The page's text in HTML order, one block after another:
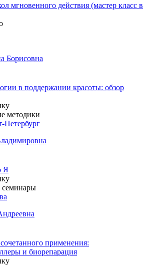
мгновенного действия (мастер класс в
Борисовна
в поддержании красоты: обзор
методики
Петербург
Я
семинары
применения:
и биорепарация